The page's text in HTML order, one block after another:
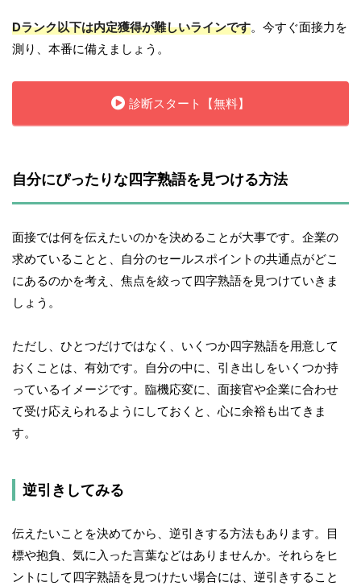
Dランク以下は内定獲得が難しいラインです。今すぐ面接力を
測り、本番に備えましょう。
診断スタート【無料】
自分にぴったりな四字熟語を見つける方法
面接では何を伝えたいのかを決めることが大事です。企業の
求めていることと、自分のセールスポイントの共通点がどこ
にあるのかを考え、焦点を絞って四字熟語を見つけていきま
しょう。
ただし、ひとつだけではなく、いくつか四字熟語を用意して
おくことは、有効です。自分の中に、引き出しをいくつか持
っているイメージです。臨機応変に、面接官や企業に合わせ
て受け応えられるようにしておくと、心に余裕も出てきま
す。
逆引きしてみる
伝えたいことを決めてから、逆引きする方法もあります。目
標や抱負、気に入った言葉などはありませんか。それらをヒ
ントにして四字熟語を見つけたい場合には、逆引きすること